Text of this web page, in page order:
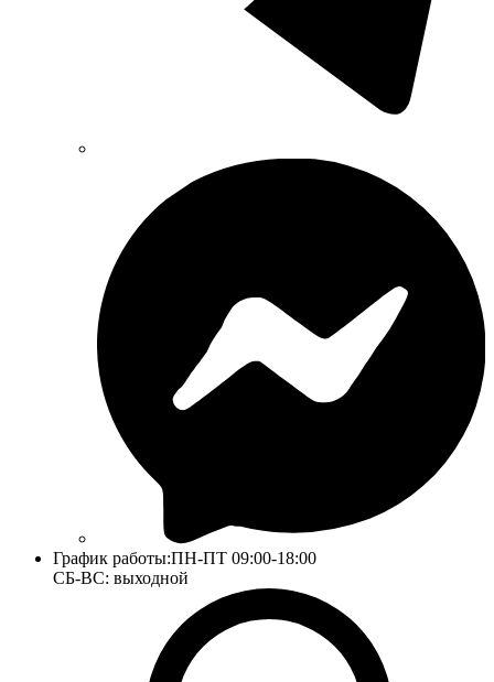
График работы:ПН-ПТ 09:00-18:00
СБ-ВС: выходной